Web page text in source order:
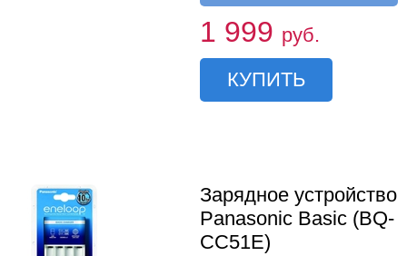
1 999 руб.
КУПИТЬ
Зарядное устройство
Panasonic Basic (BQ-
CC51E)